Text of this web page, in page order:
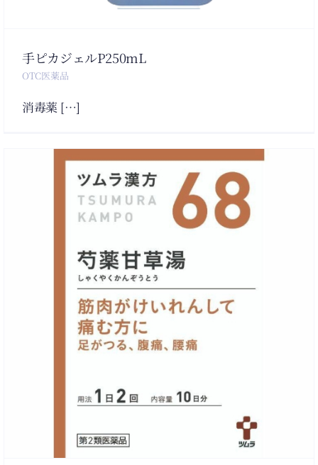
手ピカジェルP250mL
OTC医薬品
消毒薬 […]